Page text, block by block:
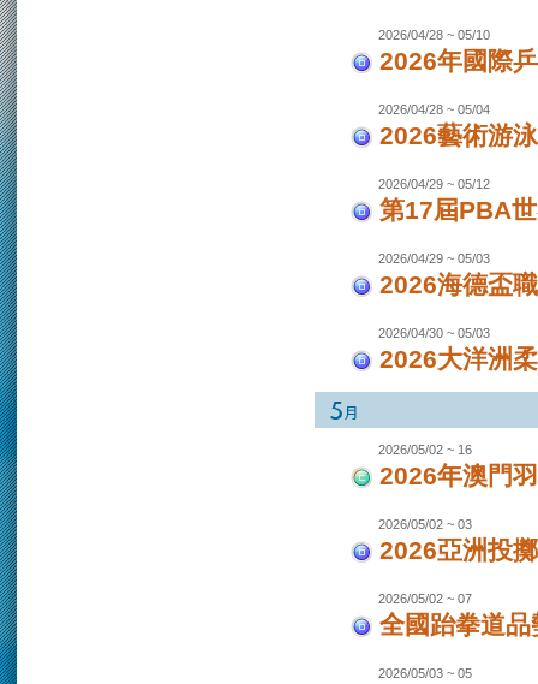
2026/04/28 ~ 05/10
2026年國際
2026/04/28 ~ 05/04
2026藝術游
2026/04/29 ~ 05/12
第17屆PBA
2026/04/29 ~ 05/03
2026海德盃
2026/04/30 ~ 05/03
2026大洋洲
2026/05/02 ~ 16
2026年澳門
2026/05/02 ~ 03
2026亞洲投
2026/05/02 ~ 07
全國跆拳道
2026/05/03 ~ 05